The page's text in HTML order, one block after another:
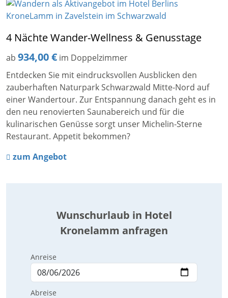
4 Nächte Wander-Wellness & Genusstage
ab 934,00 € im Doppelzimmer
Entdecken Sie mit eindrucksvollen Ausblicken den
zauberhaften Naturpark Schwarzwald Mitte-Nord auf
einer Wandertour. Zur Entspannung danach geht es in
den neu renovierten Saunabereich und für die
kulinarischen Genüsse sorgt unser Michelin-Sterne
Restaurant. Appetit bekommen?
zum Angebot
Wunschurlaub in Hotel
Kronelamm anfragen
Anreise
Abreise